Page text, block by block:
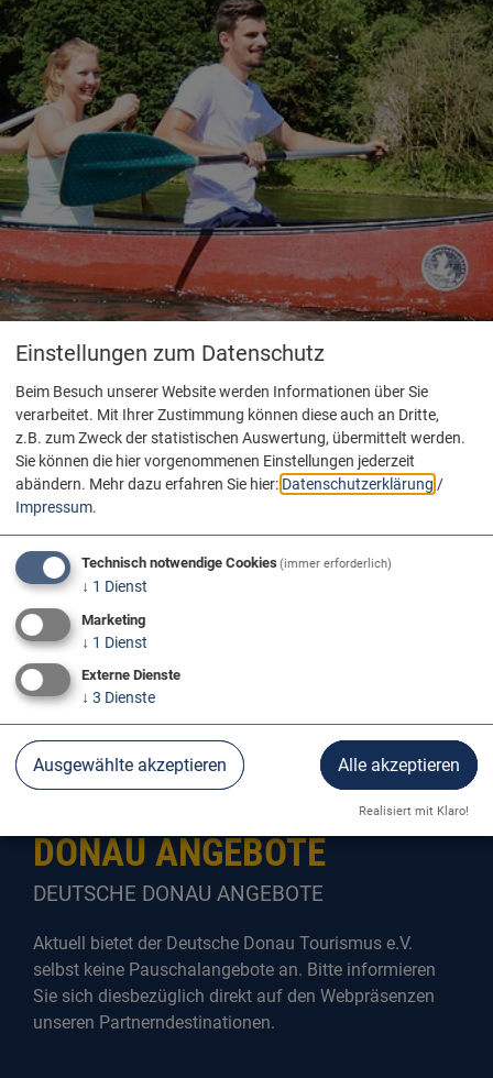
Donau Angebote
DONAU ANGEBOTE
DEUTSCHE DONAU ANGEBOTE
Aktuell bietet der Deutsche Donau Tourismus e.V.
selbst keine Pauschalangebote an. Bitte informieren
Sie sich diesbezüglich direkt auf den Webpräsenzen
unseren Partnerndestinationen.
Einstellungen zum Datenschutz
Beim Besuch unserer Website werden Informationen über Sie
verarbeitet. Mit Ihrer Zustimmung können diese auch an Dritte,
z.B. zum Zweck der statistischen Auswertung, übermittelt werden.
Sie können die hier vorgenommenen Einstellungen jederzeit
abändern. Mehr dazu erfahren Sie hier: Datenschutzerklärung /
Impressum.
Technisch notwendige Cookies(immer erforderlich)
↓ 1 Dienst
Marketing
↓ 1 Dienst
Externe Dienste
↓ 3 Dienste
Ausgewählte akzeptieren Alle akzeptieren
Realisiert mit Klaro!